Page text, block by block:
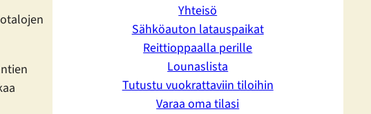
Yhteisö
Sähköauton latauspaikat
Reittioppaalla perille
Lounaslista
Tutustu vuokrattaviin tiloihin
Varaa oma tilasi